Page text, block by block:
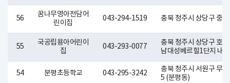
56
꿈나무영아전담어
린이집
043-294-1519 충북 청주시 상당구 중
55
국공립용아어린이
집
043-293-0077
충북 청주시 상당구 호
남대성베르힐1단지 내
54 분평초등학교 043-295-3242
충북 청주시 서원구 무
5 (분평동)